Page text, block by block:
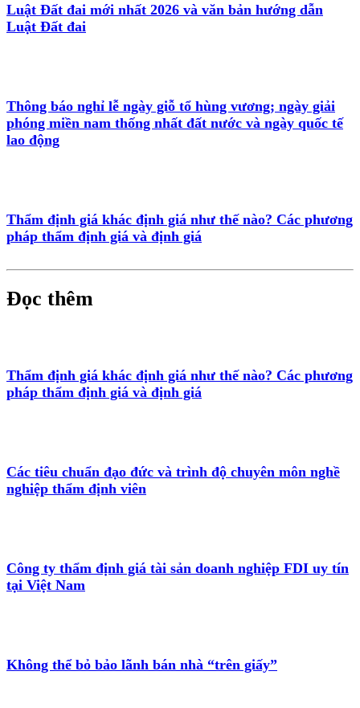
Luật Đất đai mới nhất 2026 và văn bản hướng dẫn
Luật Đất đai
Thông báo nghỉ lễ ngày giỗ tổ hùng vương; ngày giải
phóng miền nam thống nhất đất nước và ngày quốc tế
lao động
Thẩm định giá khác định giá như thế nào? Các phương
pháp thẩm định giá và định giá
Đọc thêm
Thẩm định giá khác định giá như thế nào? Các phương
pháp thẩm định giá và định giá
Các tiêu chuẩn đạo đức và trình độ chuyên môn nghề
nghiệp thẩm định viên
Công ty thẩm định giá tài sản doanh nghiệp FDI uy tín
tại Việt Nam
Không thể bỏ bảo lãnh bán nhà “trên giấy”